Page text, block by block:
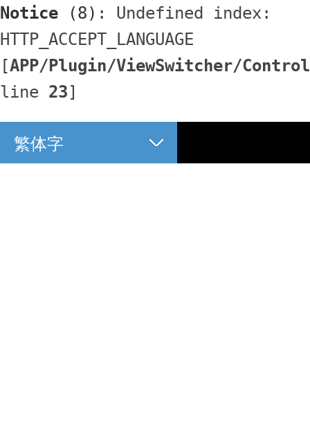
Notice (8) : Undefined index:
HTTP_ACCEPT_LANGUAGE
[APP/Plugin/ViewSwitcher/
line 23]
繁体字